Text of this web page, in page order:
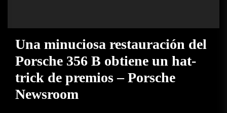
Una minuciosa restauración del
Porsche 356 B obtiene un hat-
trick de premios – Porsche
Newsroom